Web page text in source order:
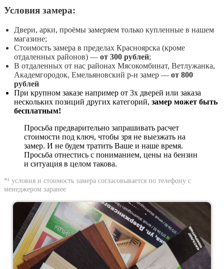
Условия замера:
Двери, арки, проёмы замеряем только купленные в нашем
магазине;
Стоимость замера в пределах Красноярска (кроме
отдаленных районов) — от 300 рублей;
В отдаленных от нас районах Мясокомбинат, Ветлужанка,
Академгородок, Емельяновский р-н замер — от 800
рублей
При крупном заказе например от 3х дверей или заказа
нескольких позиций других категорий, замер может быть
бесплатным!
Просьба предварительно запрашивать расчет
стоимости под ключ, чтобы зря не выезжать на
замер. И не будем тратить Ваше и наше время.
Просьба отнестись с пониманием, цены на бензин
и ситуация в целом такова.
*¹ условия и стоимость замера согласовывается по телефону с
менеджером заранее